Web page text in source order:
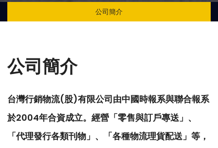
公司簡介
公司簡介
台灣行銷物流(股)有限公司由中國時報系與聯合報系
於2004年合資成立。經營「零售與訂戶專送」、
「代理發行各類刊物」、「各種物流理貨配送」等，